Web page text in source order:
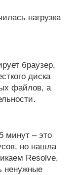
нагрузка
браузер,
диска
файлов, а
минут – это
но нашла
Resolve,
ненужные